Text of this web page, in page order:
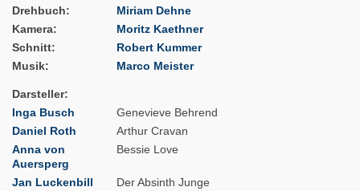
Drehbuch
Miriam Dehne
Kamera
Moritz Kaethner
Schnitt
Robert Kummer
Musik
Marco Meister
Darsteller
Inga Busch
Genevieve Behrend
Daniel Roth
Arthur Cravan
Anna von
Auersperg
Bessie Love
Jan Luckenbill
Der Absinth Junge